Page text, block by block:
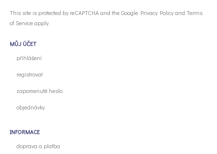
This site is protected by reCAPTCHA and the Google Privacy Policyand Terms
of Serviceapply.
MŮJ ÚČET
přihlášení
registrovat
zapomenuté heslo
objednávky
INFORMACE
doprava a platba